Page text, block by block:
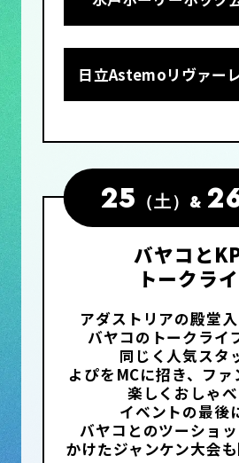
及び危険物等の持ち込み
ます。
責任が発生するのでご注
い。
良識を持ち、他の出店者
「出てしまったゴミ」は
持ち帰りください。
その他、スタッフの指示
ださい。
この「出店規約」を守っ
場合や、スタッフの指示
けない場合、
他の出店者様からの苦情
が発生した場合等は、即
きます。
日立Astemoリヴァー
25 （土） &
バヤコと
トークラ
アダストリアの殿堂
バヤコのトークライ
同じく人気スタ
よぴをMCに招き、 ファ
楽しくおしゃべ
イベントの最後
バヤコとのツーショ
かけたジャンケン大会も